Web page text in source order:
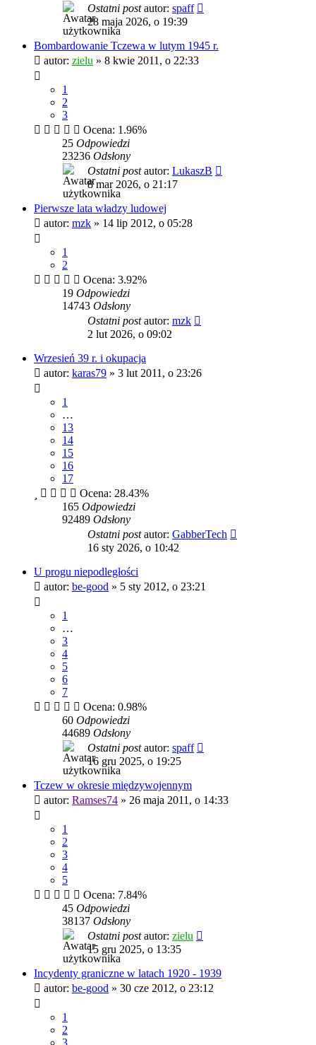
Ostatni postautor: spaff
28 maja 2026, o 19:39
Bombardowanie Tczewa w lutym 1945 r.
autor: zielu » 8 kwie 2011, o 22:33
1
2
3
Ocena: 1.96%
25 Odpowiedzi
23236 Odsłony
Ostatni postautor: LukaszB
8 mar 2026, o 21:17
Pierwsze lata władzy ludowej
autor: mzk » 14 lip 2012, o 05:28
1
2
Ocena: 3.92%
19 Odpowiedzi
14743 Odsłony
Ostatni postautor: mzk
2 lut 2026, o 09:02
Wrzesień 39 r. i okupacja
autor: karas79 » 3 lut 2011, o 23:26
1
…
13
14
15
16
17
Ocena: 28.43%
165 Odpowiedzi
92489 Odsłony
Ostatni postautor: GabberTech
16 sty 2026, o 10:42
U progu niepodległości
autor: be-good » 5 sty 2012, o 23:21
1
…
3
4
5
6
7
Ocena: 0.98%
60 Odpowiedzi
44689 Odsłony
Ostatni postautor: spaff
16 gru 2025, o 19:25
Tczew w okresie międzywojennym
autor: Ramses74 » 26 maja 2011, o 14:33
1
2
3
4
5
Ocena: 7.84%
45 Odpowiedzi
38137 Odsłony
Ostatni postautor: zielu
15 gru 2025, o 13:35
Incydenty graniczne w latach 1920 - 1939
autor: be-good » 30 cze 2012, o 23:12
1
2